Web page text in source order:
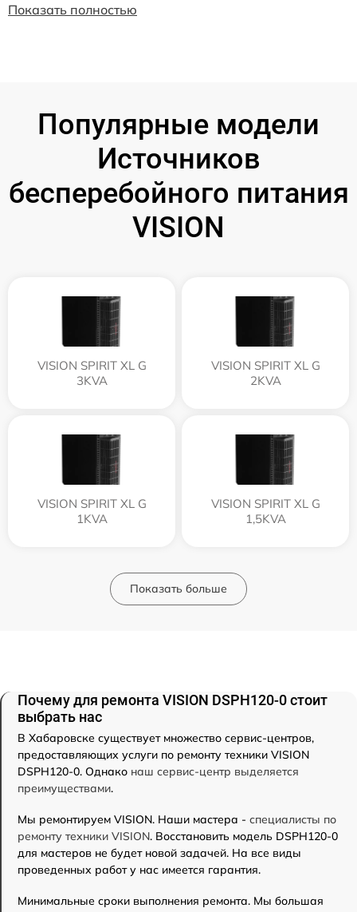
Показать полностью
Популярные модели
Источников
бесперебойного питания
VISION
VISION SPIRIT XL G
3KVA
VISION SPIRIT XL G
2KVA
VISION SPIRIT XL G
1KVA
VISION SPIRIT XL G
1,5KVA
Показать больше
Почему для ремонта VISION DSPH120-0 стоит
выбрать нас
В Хабаровске существует множество сервис-центров,
предоставляющих услуги по ремонту техники VISION
DSPH120-0. Однако наш сервис-центр выделяется
преимуществами.
Мы ремонтируем VISION. Наши мастера - специалисты по
ремонту техники VISION. Восстановить модель DSPH120-0
для мастеров не будет новой задачей. На все виды
проведенных работ у нас имеется гарантия.
Минимальные сроки выполнения ремонта. Мы большая